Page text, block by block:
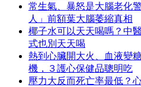
常生氣、暴怒是大腦老化
人」前額葉大腦萎縮真相
椰子水可以天天喝嗎？中
式也別天天喝
熱到心臟開大火、血液變
機，３護心保健品聰明吃
壓力大反而死亡率最低？